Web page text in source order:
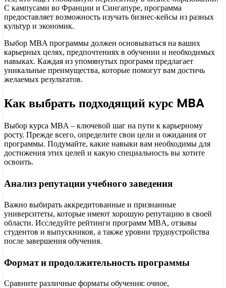
С кампусами во Франции и Сингапуре, программа
предоставляет возможность изучать бизнес-кейсы из разных
культур и экономик.
Выбор MBA программы должен основываться на ваших
карьерных целях, предпочтениях в обучении и необходимых
навыках. Каждая из упомянутых программ предлагает
уникальные преимущества, которые помогут вам достичь
желаемых результатов.
Как выбрать подходящий курс MBA
Выбор курса MBA – ключевой шаг на пути к карьерному
росту. Прежде всего, определите свои цели и ожидания от
программы. Подумайте, какие навыки вам необходимы для
достижения этих целей и какую специальность вы хотите
освоить.
Анализ репутации учебного заведения
Важно выбирать аккредитованные и признанные
университеты, которые имеют хорошую репутацию в своей
области. Исследуйте рейтинги программ MBA, отзывы
студентов и выпускников, а также уровни трудоустройства
после завершения обучения.
Формат и продолжительность программы
Сравните различные форматы обучения: очное,